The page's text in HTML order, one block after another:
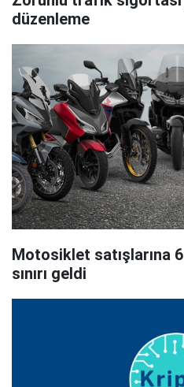
düzenleme
Motosiklet satışlarına
sınırı geldi